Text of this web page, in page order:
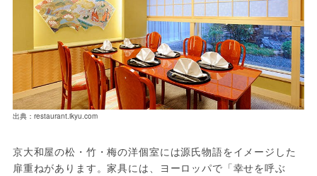
出典：restaurant.ikyu.com
京大和屋の松・竹・梅の洋個室には源氏物語をイメージした
扉重ねがあります。家具には、ヨーロッパで「幸せを呼ぶ